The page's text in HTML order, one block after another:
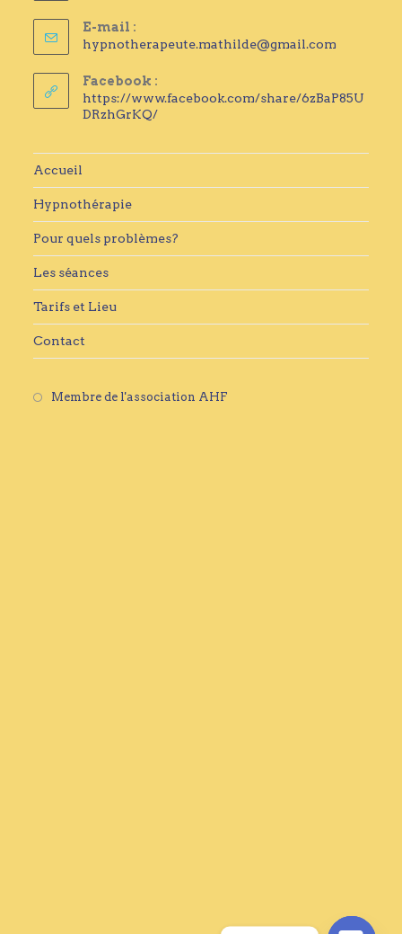
E-mail :
hypnotherapeute.mathilde@gmail.com
Facebook :
https://www.facebook.com/share/6zBaP85U
DRzhGrKQ/
Accueil
Hypnothérapie
Pour quels problèmes?
Les séances
Tarifs et Lieu
Contact
Membre de l'association AHF